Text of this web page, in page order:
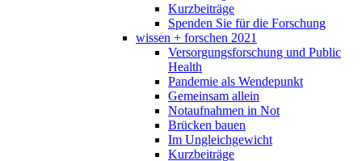
Kurzbeiträge
Spenden Sie für die Forschung
wissen + forschen 2021
Versorgungsforschung und Public
Health
Pandemie als Wendepunkt
Gemeinsam allein
Notaufnahmen in Not
Brücken bauen
Im Ungleichgewicht
Kurzbeiträge